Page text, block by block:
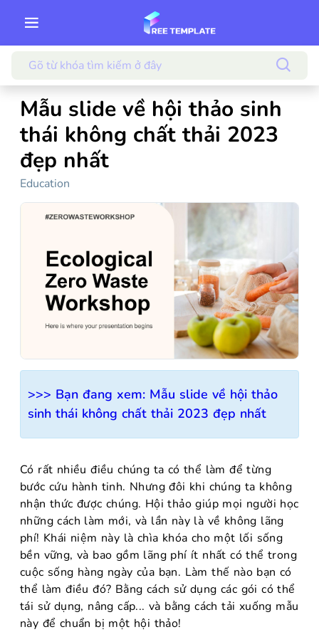
Mẫu slide về hội thảo sinh
thái không chất thải 2023
đẹp nhất
Education
>>> Bạn đang xem: Mẫu slide về hội thảo
sinh thái không chất thải 2023 đẹp nhất
Có rất nhiều điều chúng ta có thể làm để từng
bước cứu hành tinh. Nhưng đôi khi chúng ta không
nhận thức được chúng. Hội thảo giúp mọi người học
những cách làm mới, và lần này là về không lãng
phí! Khái niệm này là chìa khóa cho một lối sống
bền vững, và bao gồm lãng phí ít nhất có thể trong
cuộc sống hàng ngày của bạn. Làm thế nào bạn có
thể làm điều đó? Bằng cách sử dụng các gói có thể
tái sử dụng, nâng cấp... và bằng cách tải xuống mẫu
này để chuẩn bị một hội thảo!